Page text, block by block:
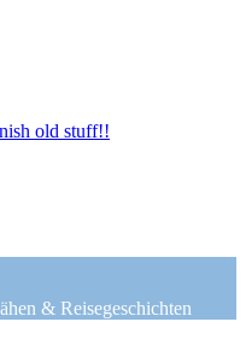
old stuff!!
& Reisegeschichten